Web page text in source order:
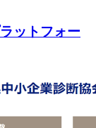
ットフォー